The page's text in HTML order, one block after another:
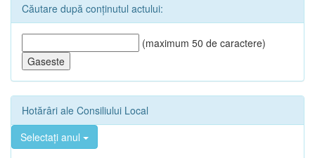
Căutare după conținutul actului:
(maximum 50 de caractere)
Hotărâri ale Consiliului Local
Selectați anul